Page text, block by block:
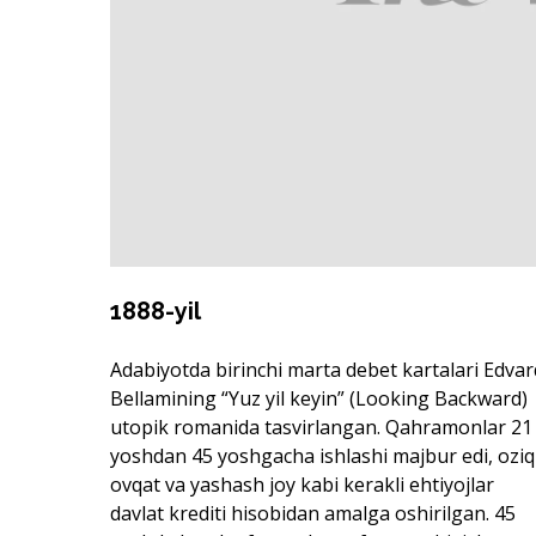
1888-yil
Adabiyotda birinchi marta debet kartalari
Bellamining “Yuz yil keyin” (Looking Backward)
utopik romanida tasvirlangan. Qahramonlar 21
yoshdan 45 yoshgacha ishlashi majbur edi,
ovqat va yashash joy kabi kerakli ehtiyojlar
davlat krediti hisobidan amalga oshirilgan. 45